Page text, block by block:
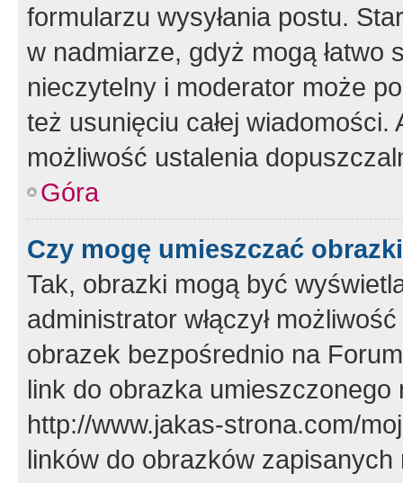
formularzu wysyłania postu.
w nadmiarze, gdyż mogą
nieczytelny i moderator może
też usunięciu całej
możliwość ustalenia
Góra
Czy mogę umieszczać
Tak, obrazki mogą być
administrator włączył
obrazek bezpośrednio na
link do obrazka
http://www.jakas-strona.com/
linków do obrazków